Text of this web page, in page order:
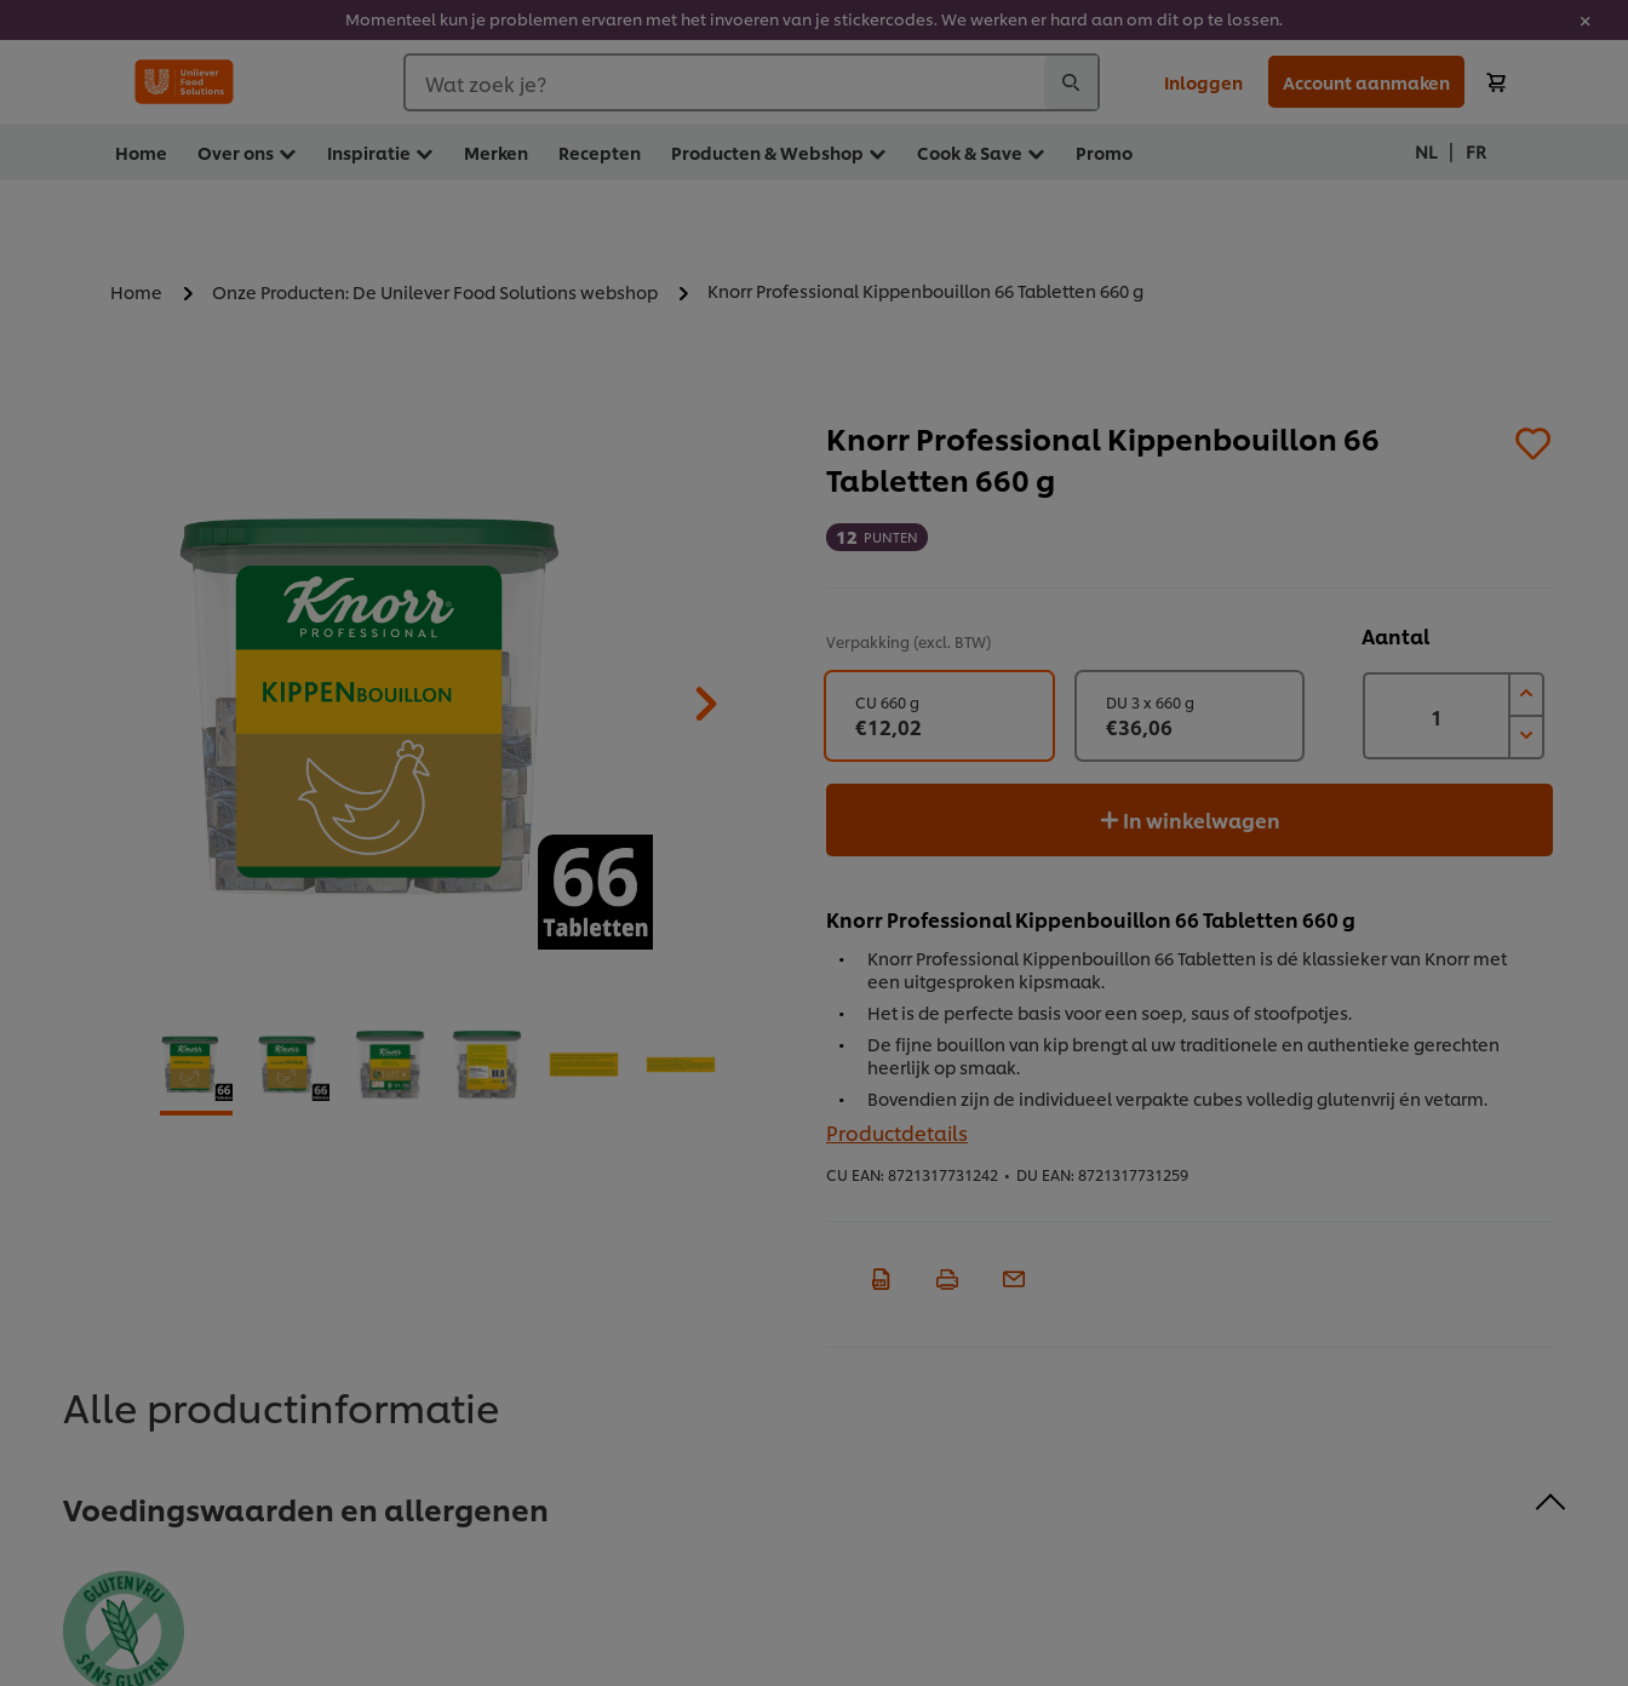
Momenteel kun je problemen ervaren met het invoeren van je stickercodes. We werken er hard aan om dit op te lossen.
Wat zoek je? Inloggen Account aanmaken
Home Over ons Inspiratie Merken Recepten Producten & Webshop Cook & Save Promo NL | FR
Home Onze Producten: De Unilever Food Solutions webshop Knorr Professional Kippenbouillon 66 Tabletten 660 g
Knorr Professional Kippenbouillon 66
Tabletten 660 g
12 PUNTEN
Verpakking (excl. BTW) Aantal
CU 660 g
€12,02
DU 3 x 660 g
€36,06
In winkelwagen
Knorr Professional Kippenbouillon 66 Tabletten 660 g
Knorr Professional Kippenbouillon 66 Tabletten is dé klassieker van Knorr met
een uitgesproken kipsmaak.
Het is de perfecte basis voor een soep, saus of stoofpotjes.
De fijne bouillon van kip brengt al uw traditionele en authentieke gerechten
heerlijk op smaak.
Bovendien zijn de individueel verpakte cubes volledig glutenvrij én vetarm.
Productdetails
CU EAN: 8721317731242 • DU EAN: 8721317731259
Alle productinformatie
Voedingswaarden en allergenen